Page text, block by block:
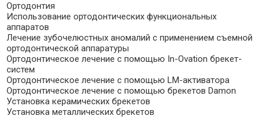
Ортодонтия
Использование ортодонтических функциональных
аппаратов
Лечение зубочелюстных аномалий с применением съемной
ортодонтической аппаратуры
Ортодонтическое лечение с помощью In-Ovation брекет-
систем
Ортодонтическое лечение с помощью LM-активатора
Ортодонтическое лечение с помощью брекетов Damon
Установка керамических брекетов
Установка металлических брекетов